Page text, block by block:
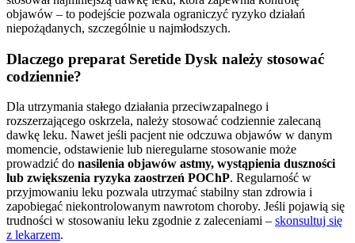
objawów – to podejście pozwala ograniczyć ryzyko działań
niepożądanych, szczególnie u najmłodszych.
Dlaczego preparat Seretide Dysk należy stosować
codziennie?
Dla utrzymania stałego działania przeciwzapalnego i
rozszerzającego oskrzela, należy stosować codziennie zalecaną
dawkę leku. Nawet jeśli pacjent nie odczuwa objawów w danym
momencie, odstawienie lub nieregularne stosowanie może
prowadzić do nasilenia objawów astmy, wystąpienia duszności
lub zwiększenia ryzyka zaostrzeń POChP. Regularność w
przyjmowaniu leku pozwala utrzymać stabilny stan zdrowia i
zapobiegać niekontrolowanym nawrotom choroby. Jeśli pojawią się
trudności w stosowaniu leku zgodnie z zaleceniami – skonsultuj się
z lekarzem.